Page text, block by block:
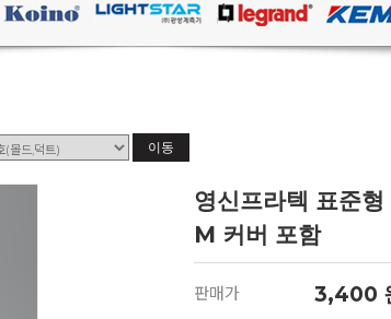
이동
영신프라텍 표준
M 커버 포함
판매가 3,400